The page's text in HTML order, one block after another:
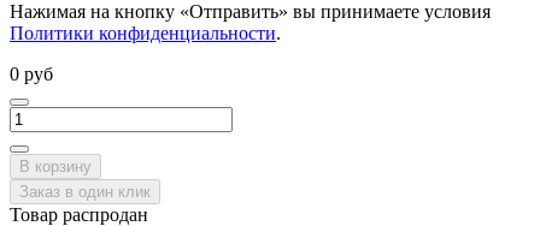
Нажимая на кнопку «Отправить» вы принимаете условия
Политики конфиденциальности.
0 руб
В корзину
Заказ в один клик
Товар распродан